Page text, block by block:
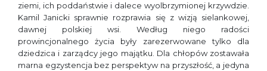
ziemi, ich poddaństwie i dalece wyolbrzymionej krzywdzie.
Kamil Janicki sprawnie rozprawia się z wizją sielankowej,
dawnej polskiej wsi. Według niego radości
prowincjonalnego życia były zarezerwowane tylko dla
dziedzica i zarządcy jego majątku. Dla chłopów zostawała
marna egzystencja bez perspektyw na przyszłość, a jedyna